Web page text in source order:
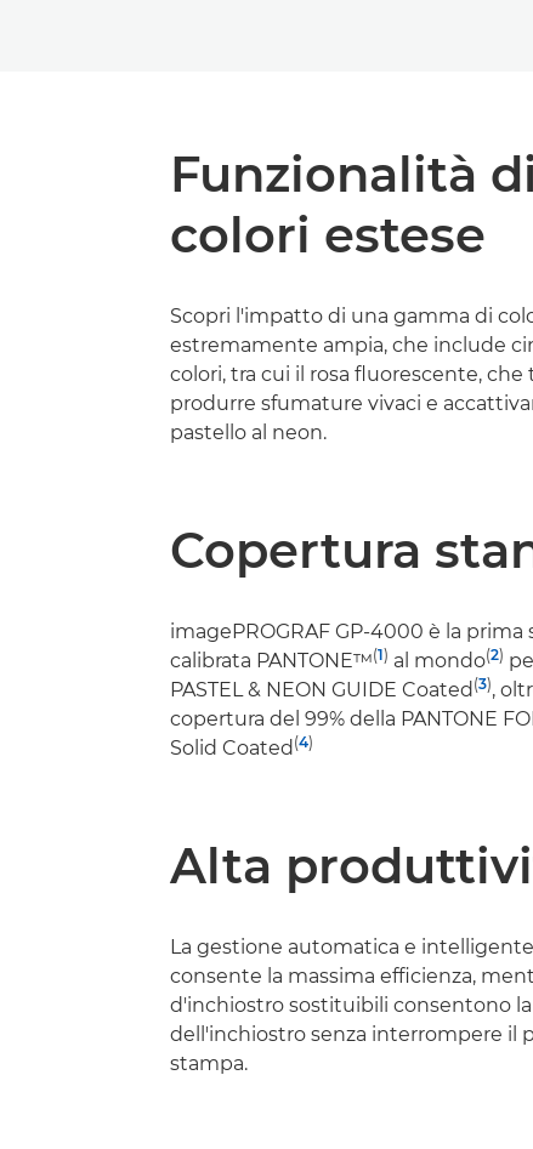
Funzionalità di
colori estese
Scopri l'impatto di una gamma di
estremamente ampia, che include
colori, tra cui il rosa fluorescente,
produrre sfumature vivaci e
pastello al neon.
Copertura
imagePROGRAF GP-4000 è la
calibrata PANTONE™(1) al mondo(2)
PASTEL & NEON GUIDE Coated (3),
copertura del 99% della PANTONE
Solid Coated (4)
Alta
La gestione automatica e
consente la massima efficienza,
d'inchiostro sostituibili consentono
dell'inchiostro senza interrompere il
stampa.